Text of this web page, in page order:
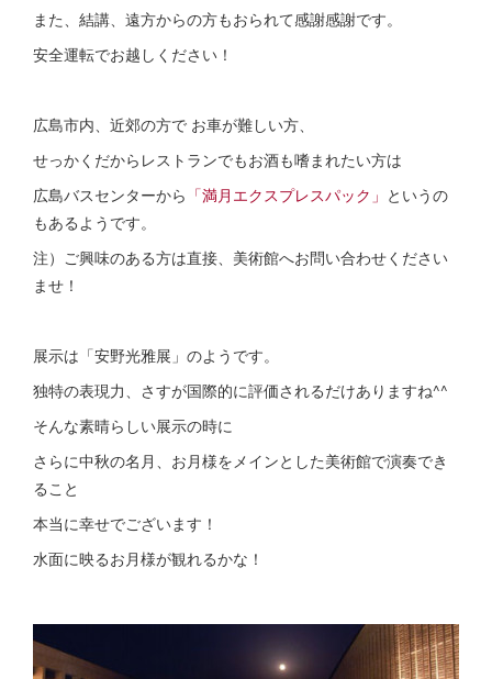
また、結講、遠方からの方もおられて感謝感謝です。
安全運転でお越しください！
広島市内、近郊の方で お車が難しい方、
せっかくだからレストランでもお酒も嗜まれたい方は
広島バスセンターから 「満月エクスプレスパック」 というの
もあるようです。
注）ご興味のある方は直接、美術館へお問い合わせください
ませ！
展示は「安野光雅展」のようです。
独特の表現力、さすが国際的に評価されるだけありますね^^
そんな素晴らしい展示の時に
さらに中秋の名月、お月様をメインとした美術館で演奏でき
ること
本当に幸せでございます！
水面に映るお月様が観れるかな！